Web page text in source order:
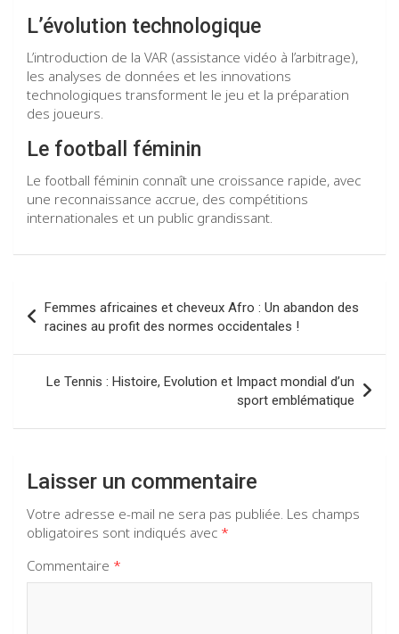
L’évolution technologique
L’introduction de la VAR (assistance vidéo à l’arbitrage),
les analyses de données et les innovations
technologiques transforment le jeu et la préparation
des joueurs.
Le football féminin
Le football féminin connaît une croissance rapide, avec
une reconnaissance accrue, des compétitions
internationales et un public grandissant.
de
l’article
Femmes africaines et cheveux Afro : Un abandon des
racines au profit des normes occidentales !
Le Tennis : Histoire, Evolution et Impact mondial d’un
sport emblématique
Laisser un commentaire
Votre adresse e-mail ne sera pas publiée. Les champs
obligatoires sont indiqués avec *
Commentaire *